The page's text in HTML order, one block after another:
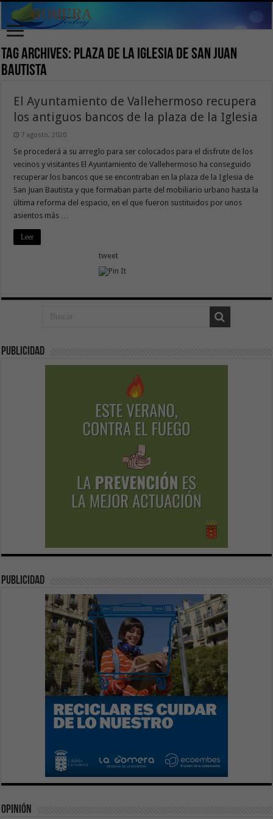
Tag Archives: plaza de la Iglesia de San Juan
Bautista
El Ayuntamiento de Vallehermoso recupera
los antiguos bancos de la plaza de la Iglesia
7 agosto, 2020
Se procederá a su arreglo para ser colocados para el disfrute de los
vecinos y visitantes El Ayuntamiento de Vallehermoso ha conseguido
recuperar los bancos que se encontraban en la plaza de la Iglesia de
San Juan Bautista y que formaban parte del mobiliario urbano hasta la
última reforma del espacio, en el que fueron sustituidos por unos
asientos más …
Leer
tweet
Publicidad
publicidad
Opinión